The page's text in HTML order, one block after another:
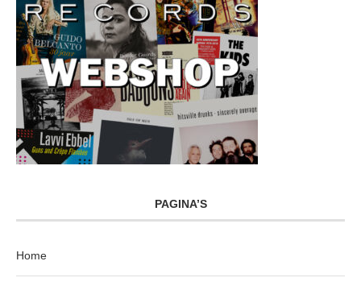
PAGINA’S
Home